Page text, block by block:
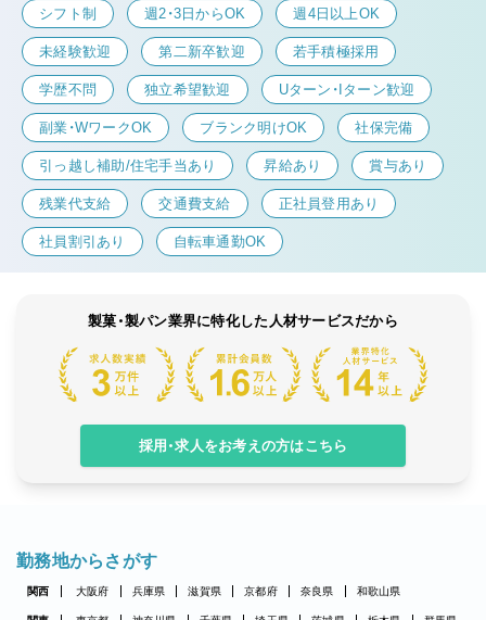
シフト制 週2・3日からOK 週4日以上OK
未経験歓迎 第二新卒歓迎 若手積極採用
学歴不問 独立希望歓迎 Uターン・Iターン歓迎
副業・WワークOK ブランク明けOK 社保完備
引っ越し補助/住宅手当あり 昇給あり 賞与あり
残業代支給 交通費支給 正社員登用あり
社員割引あり 自転車通勤OK
製菓・製パン業界に特化した人材サービスだから
採用・求人をお考えの方はこちら
勤務地からさがす
関西 大阪府 兵庫県 滋賀県 京都府 奈良県 和歌山県